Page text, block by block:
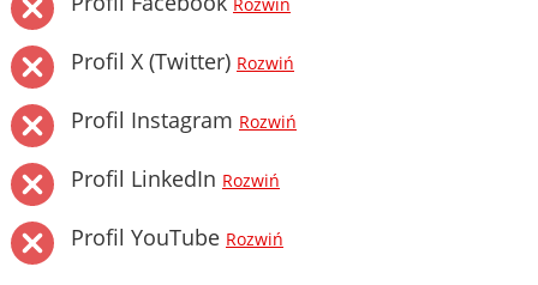
Rozwiń
Profil X (Twitter) Rozwiń
Profil Instagram Rozwiń
Profil LinkedIn Rozwiń
Profil YouTube Rozwiń